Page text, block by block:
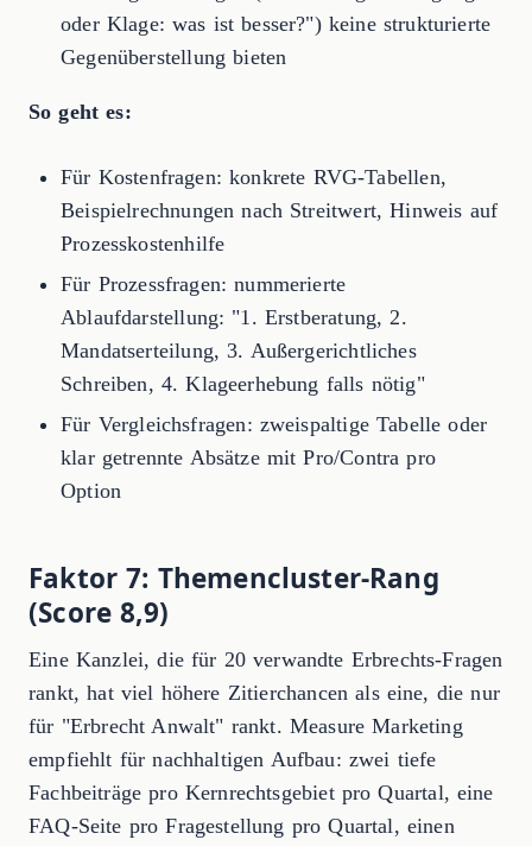
oder Klage: was ist besser?") keine strukturierte
Gegenüberstellung bieten
So geht es:
Für Kostenfragen: konkrete RVG-Tabellen,
Beispielrechnungen nach Streitwert, Hinweis auf
Prozesskostenhilfe
Für Prozessfragen: nummerierte
Ablaufdarstellung: "1. Erstberatung, 2.
Mandatserteilung, 3. Außergerichtliches
Schreiben, 4. Klageerhebung falls nötig"
Für Vergleichsfragen: zweispaltige Tabelle oder
klar getrennte Absätze mit Pro/Contra pro
Option
Faktor 7: Themencluster-Rang
(Score 8,9)
Eine Kanzlei, die für 20 verwandte Erbrechts-Fragen
rankt, hat viel höhere Zitierchancen als eine, die nur
für "Erbrecht Anwalt" rankt. Measure Marketing
empfiehlt für nachhaltigen Aufbau: zwei tiefe
Fachbeiträge pro Kernrechtsgebiet pro Quartal, eine
FAQ-Seite pro Fragestellung pro Quartal, einen